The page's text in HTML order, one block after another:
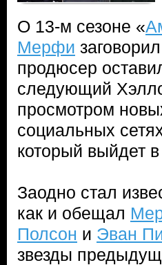
О 13-м сезоне «
Мерфи
продюсер
следующий
просмотром
социальных
который выйдет в
Заодно стал
как и обещал
Полсон и Эван
звезды